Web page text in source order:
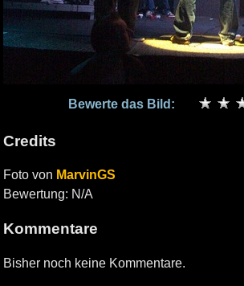
Bewerte das Bild:
Credits
Foto von MarvinGS
Bewertung: N/A
Kommentare
Bisher noch keine Kommentare.